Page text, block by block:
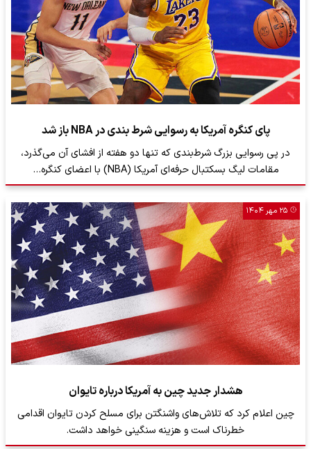
پای کنگره آمریکا به رسوایی شرط بندی در NBA باز شد
در پی رسوایی بزرگ شرط‌بندی که تنها دو هفته از افشای آن می‌گذرد،
مقامات لیگ بسکتبال حرفه‌ای آمریکا (NBA) با اعضای کنگره…
۲۵ مهر ۱۴۰۴
هشدار جدید چین به آمریکا درباره تایوان
چین اعلام کرد که تلاش‌های واشنگتن برای مسلح کردن تایوان اقدامی
خطرناک است و هزینه سنگینی خواهد داشت.